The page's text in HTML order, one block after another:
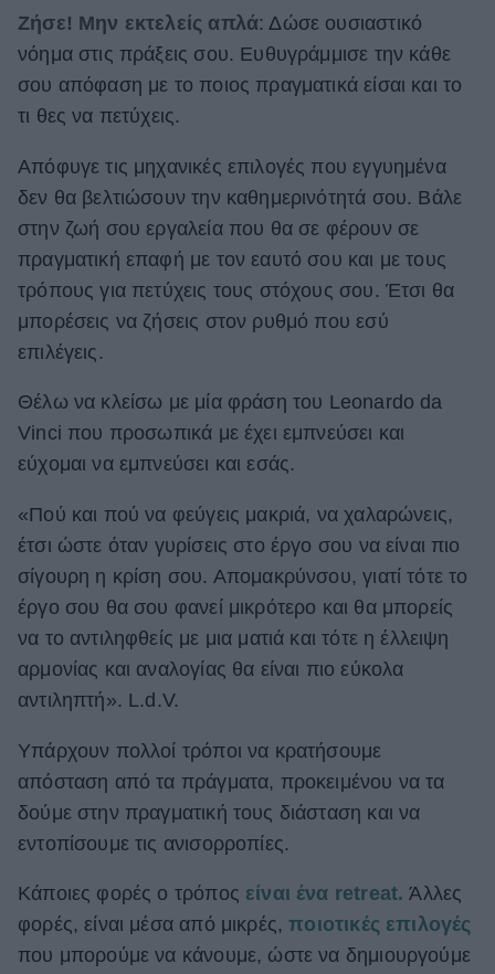
Ζήσε! Μην εκτελείς απλά: Δώσε ουσιαστικό
νόημα στις πράξεις σου. Ευθυγράμμισε την κάθε
σου απόφαση με το ποιος πραγματικά είσαι και το
τι θες να πετύχεις.
Απόφυγε τις μηχανικές επιλογές που εγγυημένα
δεν θα βελτιώσουν την καθημερινότητά σου. Βάλε
στην ζωή σου εργαλεία που θα σε φέρουν σε
πραγματική επαφή με τον εαυτό σου και με τους
τρόπους για πετύχεις τους στόχους σου. Έτσι θα
μπορέσεις να ζήσεις στον ρυθμό που εσύ
επιλέγεις.
Θέλω να κλείσω με μία φράση του Leonardo da
Vinci που προσωπικά με έχει εμπνεύσει και
εύχομαι να εμπνεύσει και εσάς.
«Πού και πού να φεύγεις μακριά, να χαλαρώνεις,
έτσι ώστε όταν γυρίσεις στο έργο σου να είναι πιο
σίγουρη η κρίση σου. Απομακρύνσου, γιατί τότε το
έργο σου θα σου φανεί μικρότερο και θα μπορείς
να το αντιληφθείς με μια ματιά και τότε η έλλειψη
αρμονίας και αναλογίας θα είναι πιο εύκολα
αντιληπτή». L.d.V.
Υπάρχουν πολλοί τρόποι να κρατήσουμε
απόσταση από τα πράγματα, προκειμένου να τα
δούμε στην πραγματική τους διάσταση και να
εντοπίσουμε τις ανισορροπίες.
Κάποιες φορές ο τρόπος είναι ένα retreat. Άλλες
φορές, είναι μέσα από μικρές,ποιοτικές επιλογές
που μπορούμε να κάνουμε, ώστε να δημιουργούμε